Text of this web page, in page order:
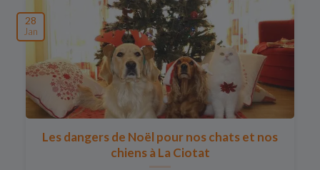
28
Jan
Les dangers de Noël pour nos chats et nos
chiens à La Ciotat